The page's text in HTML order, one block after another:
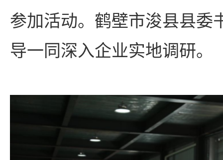
参加活动。鹤壁市浚县县委
导一同深入企业实地调研。